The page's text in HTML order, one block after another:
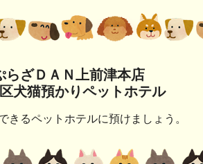
らざＤＡＮ上前津本店
犬猫預かりペットホテル
きるペットホテルに預けましょう。